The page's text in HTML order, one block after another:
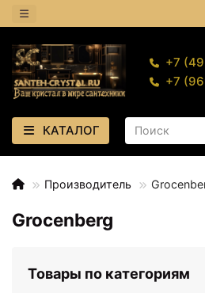
+7
+7
КАТАЛОГ
Производитель
Grocenberg
Товары по категориям